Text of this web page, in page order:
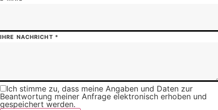
IHRE NACHRICHT *
Ich stimme zu, dass meine Angaben und Daten zur
Beantwortung meiner Anfrage elektronisch erhoben und
gespeichert werden.